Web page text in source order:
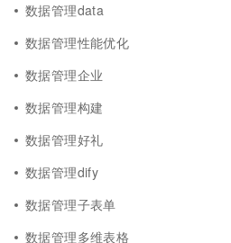
数据管理data
数据管理性能优化
数据管理企业
数据管理构建
数据管理好礼
数据管理dify
数据管理子表单
数据管理多维表格